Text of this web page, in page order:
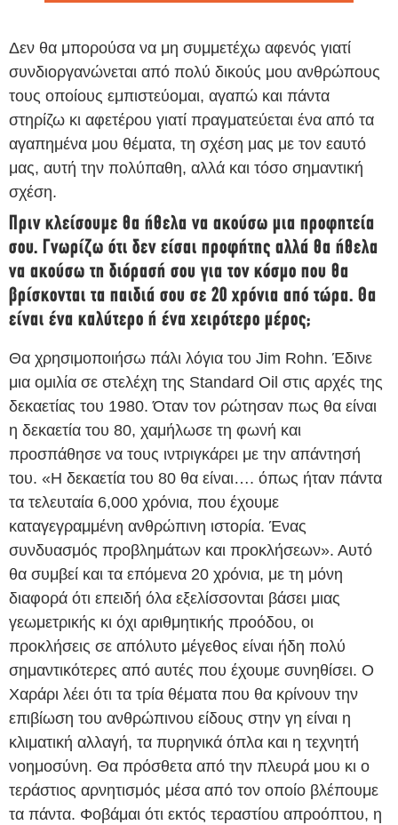
Δεν θα μπορούσα να μη συμμετέχω αφενός γιατί
συνδιοργανώνεται από πολύ δικούς μου ανθρώπους
τους οποίους εμπιστεύομαι, αγαπώ και πάντα
στηρίζω κι αφετέρου γιατί πραγματεύεται ένα από τα
αγαπημένα μου θέματα, τη σχέση μας με τον εαυτό
μας, αυτή την πολύπαθη, αλλά και τόσο σημαντική
σχέση.
Πριν κλείσουμε θα ήθελα να ακούσω μια προφητεία
σου. Γνωρίζω ότι δεν είσαι προφήτης αλλά θα ήθελα
να ακούσω τη διόρασή σου για τον κόσμο που θα
βρίσκονται τα παιδιά σου σε 20 χρόνια από τώρα. Θα
είναι ένα καλύτερο ή ένα χειρότερο μέρος;
Θα χρησιμοποιήσω πάλι λόγια του Jim Rohn. Έδινε
μια ομιλία σε στελέχη της Standard Oil στις αρχές της
δεκαετίας του 1980. Όταν τον ρώτησαν πως θα είναι
η δεκαετία του 80, χαμήλωσε τη φωνή και
προσπάθησε να τους ιντριγκάρει με την απάντησή
του. «Η δεκαετία του 80 θα είναι…. όπως ήταν πάντα
τα τελευταία 6,000 χρόνια, που έχουμε
καταγεγραμμένη ανθρώπινη ιστορία. Ένας
συνδυασμός προβλημάτων και προκλήσεων». Αυτό
θα συμβεί και τα επόμενα 20 χρόνια, με τη μόνη
διαφορά ότι επειδή όλα εξελίσσονται βάσει μιας
γεωμετρικής κι όχι αριθμητικής προόδου, οι
προκλήσεις σε απόλυτο μέγεθος είναι ήδη πολύ
σημαντικότερες από αυτές που έχουμε συνηθίσει. Ο
Χαράρι λέει ότι τα τρία θέματα που θα κρίνουν την
επιβίωση του ανθρώπινου είδους στην γη είναι η
κλιματική αλλαγή, τα πυρηνικά όπλα και η τεχνητή
νοημοσύνη. Θα πρόσθετα από την πλευρά μου κι ο
τεράστιος αρνητισμός μέσα από τον οποίο βλέπουμε
τα πάντα. Φοβάμαι ότι εκτός τεραστίου απροόπτου, η